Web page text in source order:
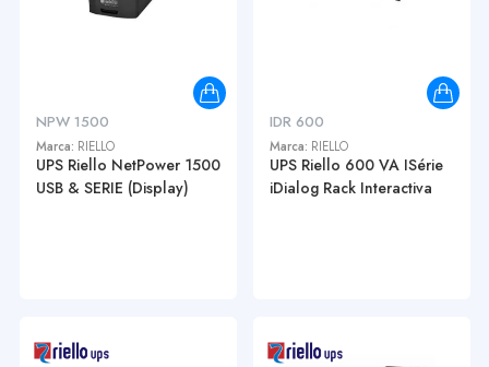
NPW 1500
Marca: RIELLO
UPS Riello NetPower 1500
USB & SERIE (Display)
IDR 600
Marca: RIELLO
UPS Riello 600 VA ISérie
iDialog Rack Interactiva